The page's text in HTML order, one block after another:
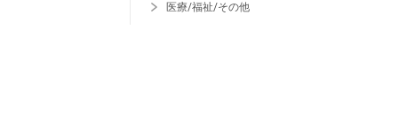
医療/福祉/その他